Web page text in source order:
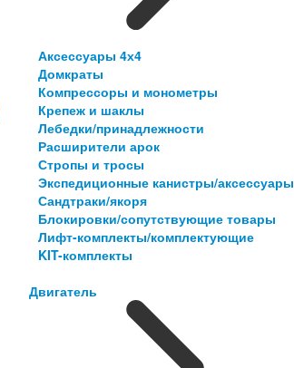
Аксессуары 4х4
Домкраты
Компрессоры и монометры
Крепеж и шаклы
Лебедки/принадлежности
Расширители арок
Стропы и тросы
Экспедиционные канистры/аксессуары
Сандтраки/якоря
Блокировки/сопутствующие товары
Лифт-комплекты/комплектующие
KIT-комплекты
Двигатель